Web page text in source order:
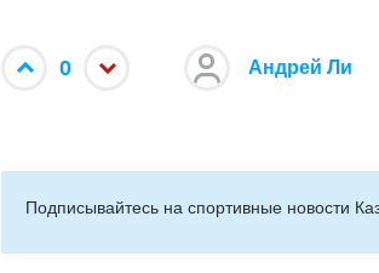
0 Андрей Ли
Подписывайтесь на cпортивные новости